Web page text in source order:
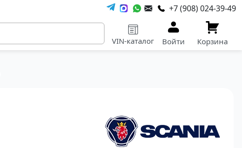
+7 (908) 024-39-49
VIN-каталог Войти Корзина